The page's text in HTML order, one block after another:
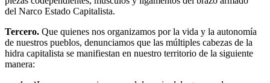
del Narco Estado Capitalista.
Tercero. Que quienes nos organizamos por la vida y la autonomía
de nuestros pueblos, denunciamos que las múltiples cabezas de la
hidra capitalista se manifiestan en nuestro territorio de la siguiente
manera: